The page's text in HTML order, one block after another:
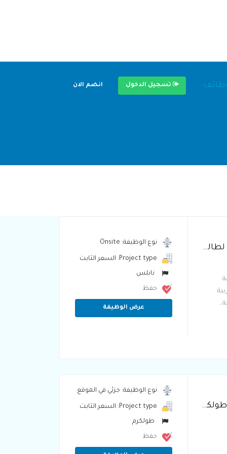
تسجيل الدخول انضم الان
مطلوب معلمة لغة عربية ولغة انجليزية ورياضيات لطالب في الصف الخامس في نابلس الجبل االشمالي
نوع الوظيفة: Onsite
Project type: السعر الثابت
نابلس
حفظ
عرض الوظيفة
مطلوب مدرسة لغة عربية لمركز تعليمي في مدينة طولكرم
نوع الوظيفة: جزئي في الموقع
Project type: السعر الثابت
طولكرم
حفظ